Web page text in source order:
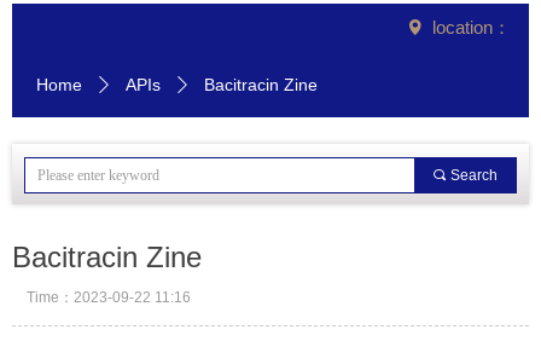
넹 location：
Home ꄲ APIs ꄲ Bacitracin Zine
끠 Search
Bacitracin Zine
Time： 2023-09-22 11:16